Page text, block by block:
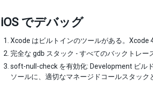
iOS でデバッグ
Xcode はビルトインのツールがある。
完全な gdb スタック - すべてのバックトレー
soft-null-check を有効化: Development ビル
ソールに、適切なマネージドコールスタック